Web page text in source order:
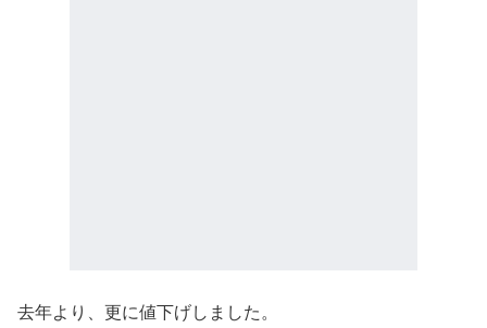
去年より、更に値下げしました。